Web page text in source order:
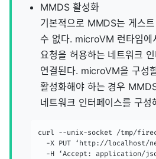
MMDS 활성화
기본적으로 MMDS는 게스
수 없다. microVM 런타임
요청을 허용하는 네트워크
연결된다. microVM을 구성
활성화해야 하는 경우
네트워크 인터페이스를 구성
curl --unix-socket /tmp/
-X PUT ‘http://localhost/
-H ‘Accept: application/